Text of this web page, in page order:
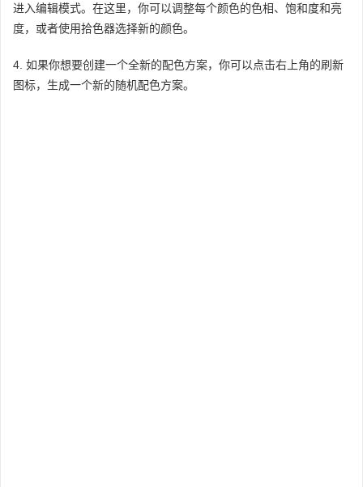
进入编辑模式。在这里，你可以调整每个颜色的色相、饱和度和亮
度，或者使用拾色器选择新的颜色。
4. 如果你想要创建一个全新的配色方案，你可以点击右上角的刷新
图标，生成一个新的随机配色方案。